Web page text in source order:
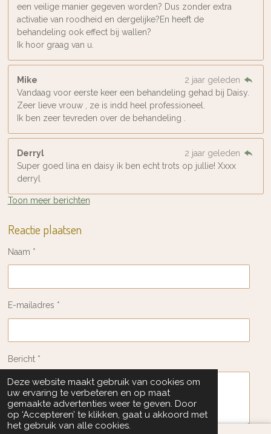
Deze website maakt gebruik van cookies om
uw ervaring te verbeteren en op maat
gemaakte advertenties weer te geven. Door
op ‘Accepteren’ te klikken, gaat u akkoord met
het gebruik van alle cookies.
een veilige manier gegeven worden? Dus zonder extra
activatie van roodheid en dergelijke?En heeft de
behandeling ook effect bij wallen?
Ik hoor graag van u.
Mike
2 jaar geleden
Vandaag voor eerste keer een behandeling gehad bij Daisy.
Zeer lieve vrouw , ze is indd heel professioneel.
Ik ben zeer tevreden over de behandeling .
Derryl
2 jaar geleden
Super goed lina en daisy ik ben echt trots op jullie! Xxxx
derryl
Toon meer berichten
Reactie plaatsen
Naam *
E-mailadres *
Bericht *